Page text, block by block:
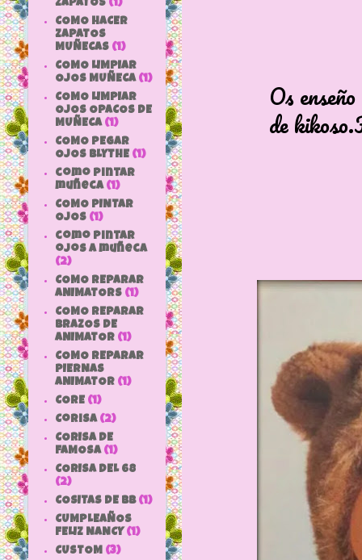
Os enseño el
de
ZAPATOS (1)
COMO HACER
ZAPATOS
MUÑECAS (1)
COMO LIMPIAR
OJOS MUÑECA (1)
COMO LIMPIAR
OJOS OPACOS DE
MUÑECA (1)
COMO PEGAR
OJOS BLYTHE (1)
como pintar
muñeca (1)
COMO PINTAR
OJOS (1)
como pintar
ojos a muñeca
(2)
COMO REPARAR
ANIMATORS (1)
COMO REPARAR
BRAZOS DE
ANIMATOR (1)
COMO REPARAR
PIERNAS
ANIMATOR (1)
CORE (1)
Corisa (2)
CORISA DE
FAMOSA (1)
CORISA DEL 68
(2)
COSITAS DE bb (1)
CUMPLEAÑOS
FELIZ NANCY (1)
CUSTOM (3)